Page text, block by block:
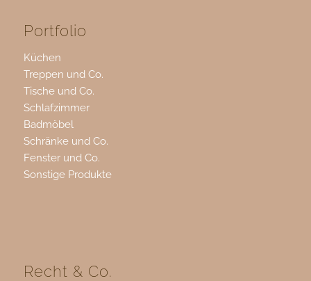
Portfolio
Küchen
Treppen und Co.
Tische und Co.
Schlafzimmer
Badmöbel
Schränke und Co.
Fenster und Co.
Sonstige Produkte
Recht & Co.